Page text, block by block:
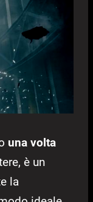
una volta
è un
la